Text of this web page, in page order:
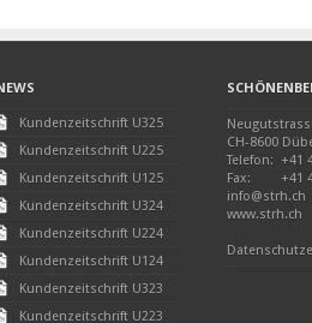
Kundenzeitschrift U325
Kundenzeitschrift U225
Kundenzeitschrift U125
Kundenzeitschrift U324
Kundenzeitschrift U224
Kundenzeitschrift U124
Kundenzeitschrift U323
Kundenzeitschrift U223
CH-8600
Telefon:
+41
Fax:
+41
info@strh.ch
www.strh.ch